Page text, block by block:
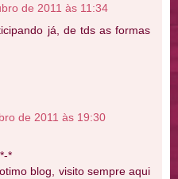
de 2011 às 11:34
já, de tds as formas
de 2011 às 19:30
*
blog, visito sempre aqui